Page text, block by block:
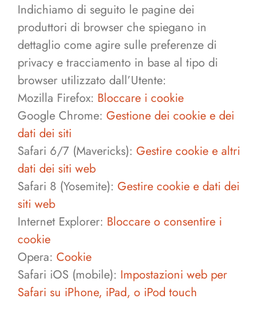
Indichiamo di seguito le pagine dei
produttori di browser che spiegano in
dettaglio come agire sulle preferenze di
privacy e tracciamento in base al tipo di
browser utilizzato dall’Utente:
Mozilla Firefox: Bloccare i cookie
Google Chrome: Gestione dei cookie e dei
dati dei siti
Safari 6/7 (Mavericks): Gestire cookie e altri
dati dei siti web
Safari 8 (Yosemite): Gestire cookie e dati dei
siti web
Internet Explorer: Bloccare o consentire i
cookie
Opera: Cookie
Safari iOS (mobile): Impostazioni web per
Safari su iPhone, iPad, o iPod touch